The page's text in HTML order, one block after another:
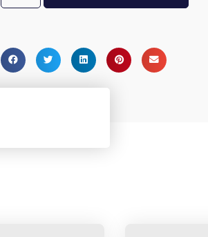
appel résonne en nous car nous avons à
monde et chants d'intériorité témoigne